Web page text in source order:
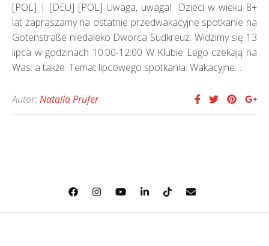
[POL] | [DEU] [POL] Uwaga, uwaga! Dzieci w wieku 8+
lat zapraszamy na ostatnie przedwakacyjne spotkanie na
Gotenstraße niedaleko Dworca Südkreuz. Widzimy się 13
lipca w godzinach 10:00-12:00 W Klubie Lego czekają na
Was: a także: Temat lipcowego spotkania: Wakacyjne…
Autor:Natalia Prüfer